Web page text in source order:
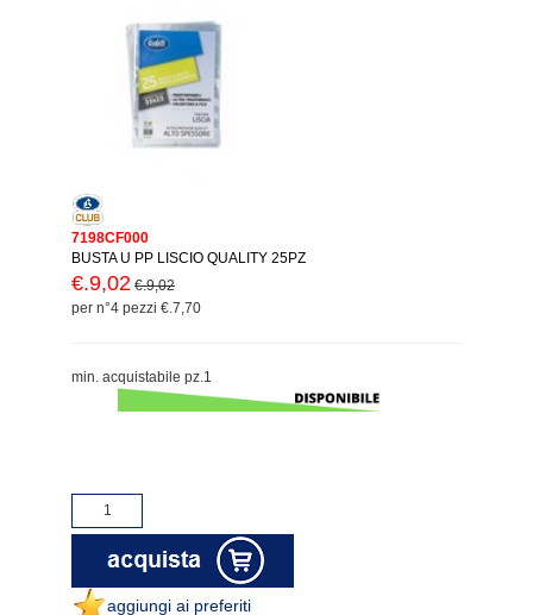
7198CF000
BUSTA U PP LISCIO QUALITY 25PZ
€.9,02 €.9,02
per n°4 pezzi €.7,70
min. acquistabile pz.1
aggiungi ai preferiti